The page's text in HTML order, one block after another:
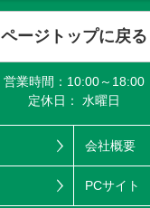
ページトップに戻る
営業時間：10:00～18:00
定休日： 水曜日
会社概要
PCサイト